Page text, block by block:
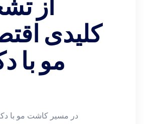
از
کلیدی
مو با
در مسیر کاشت مو با